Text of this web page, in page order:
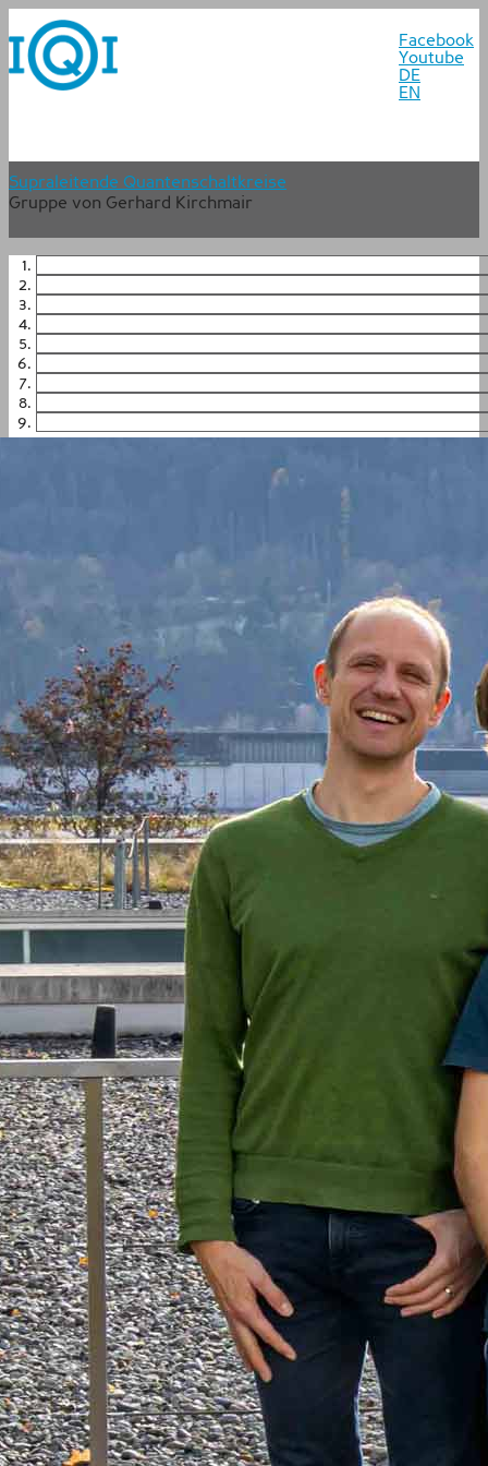
Facebook
Youtube
DE
EN
Supraleitende Quantenschaltkreise
Gruppe von Gerhard Kirchmair